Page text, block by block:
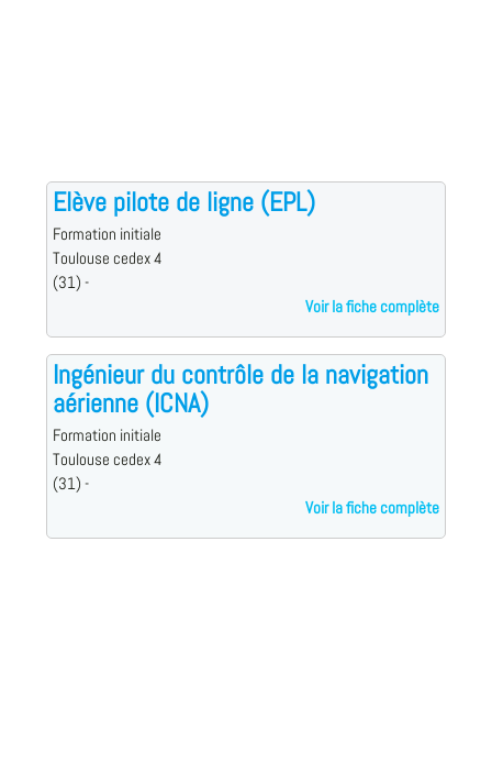
Elève pilote de ligne (EPL)
Formation initiale
Toulouse cedex 4
(31) -
Voir la fiche complète
Ingénieur du contrôle de la navigation
aérienne (ICNA)
Formation initiale
Toulouse cedex 4
(31) -
Voir la fiche complète